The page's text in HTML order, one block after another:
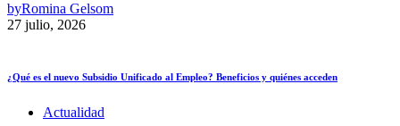
byRomina Gelsom
27 julio, 2026
¿Qué es el nuevo Subsidio Unificado al Empleo? Beneficios y quiénes acceden
Actualidad